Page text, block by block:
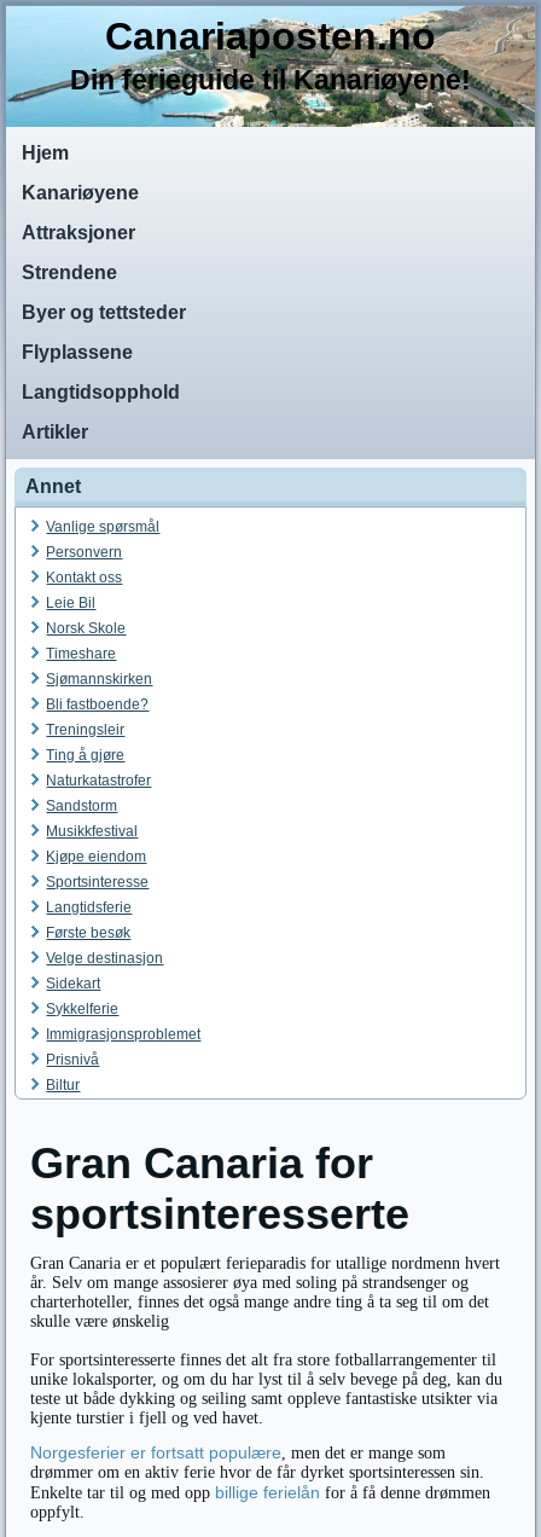
Canariaposten.no
Din ferieguide til Kanariøyene!
Hjem
Kanariøyene
Attraksjoner
Strendene
Byer og tettsteder
Flyplassene
Langtidsopphold
Artikler
Annet
Vanlige spørsmål
Personvern
Kontakt oss
Leie Bil
Norsk Skole
Timeshare
Sjømannskirken
Bli fastboende?
Treningsleir
Ting å gjøre
Naturkatastrofer
Sandstorm
Musikkfestival
Kjøpe eiendom
Sportsinteresse
Langtidsferie
Første besøk
Velge destinasjon
Sidekart
Sykkelferie
Immigrasjonsproblemet
Prisnivå
Biltur
Gran Canaria for
sportsinteresserte
Gran Canaria er et populært ferieparadis for utallige nordmenn hvert
år. Selv om mange assosierer øya med soling på strandsenger og
charterhoteller, finnes det også mange andre ting å ta seg til om det
skulle være ønskelig
For sportsinteresserte finnes det alt fra store fotballarrangementer til
unike lokalsporter, og om du har lyst til å selv bevege på deg, kan du
teste ut både dykking og seiling samt oppleve fantastiske utsikter via
kjente turstier i fjell og ved havet.
Norgesferier er fortsatt populære, men det er mange som
drømmer om en aktiv ferie hvor de får dyrket sportsinteressen sin.
Enkelte tar til og med opp billige ferielån for å få denne drømmen
oppfylt.